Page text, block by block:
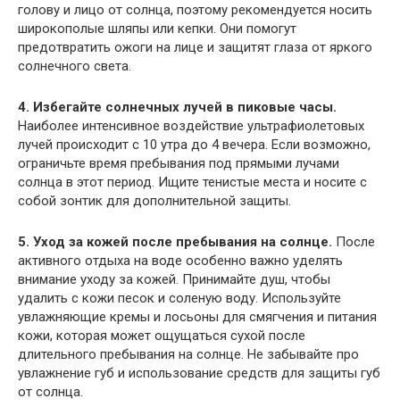
голову и лицо от солнца, поэтому рекомендуется носить
широкополые шляпы или кепки. Они помогут
предотвратить ожоги на лице и защитят глаза от яркого
солнечного света.
4. Избегайте солнечных лучей в пиковые часы.
Наиболее интенсивное воздействие ультрафиолетовых
лучей происходит с 10 утра до 4 вечера. Если возможно,
ограничьте время пребывания под прямыми лучами
солнца в этот период. Ищите тенистые места и носите с
собой зонтик для дополнительной защиты.
5. Уход за кожей после пребывания на солнце. После
активного отдыха на воде особенно важно уделять
внимание уходу за кожей. Принимайте душ, чтобы
удалить с кожи песок и соленую воду. Используйте
увлажняющие кремы и лосьоны для смягчения и питания
кожи, которая может ощущаться сухой после
длительного пребывания на солнце. Не забывайте про
увлажнение губ и использование средств для защиты губ
от солнца.